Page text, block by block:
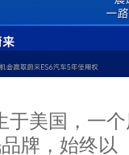
于美国，一
牌，始终以